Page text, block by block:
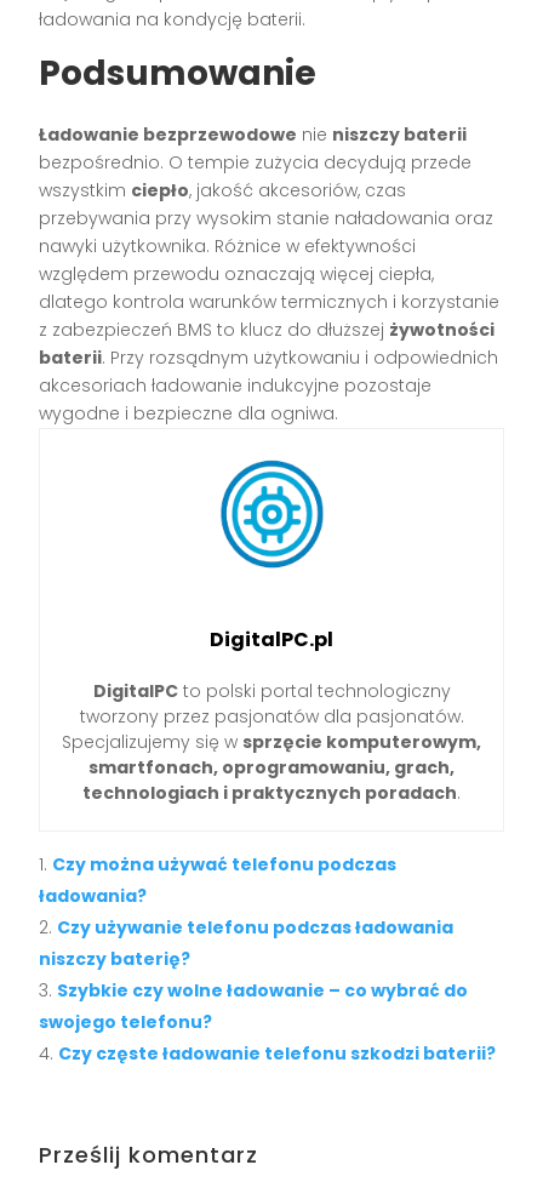
ładowania na kondycję baterii.
Podsumowanie
Ładowanie bezprzewodowe nie niszczy baterii
bezpośrednio. O tempie zużycia decydują przede
wszystkim ciepło, jakość akcesoriów, czas
przebywania przy wysokim stanie naładowania oraz
nawyki użytkownika. Różnice w efektywności
względem przewodu oznaczają więcej ciepła,
dlatego kontrola warunków termicznych i korzystanie
z zabezpieczeń BMS to klucz do dłuższej żywotności
baterii. Przy rozsądnym użytkowaniu i odpowiednich
akcesoriach ładowanie indukcyjne pozostaje
wygodne i bezpieczne dla ogniwa.
DigitalPC.pl
DigitalPCto polski portal technologiczny
tworzony przez pasjonatów dla pasjonatów.
Specjalizujemy się w sprzęcie komputerowym,
smartfonach, oprogramowaniu, grach,
technologiach i praktycznych poradach.
Czy można używać telefonu podczas
ładowania?
Czy używanie telefonu podczas ładowania
niszczy baterię?
Szybkie czy wolne ładowanie – co wybrać do
swojego telefonu?
Czy częste ładowanie telefonu szkodzi baterii?
Prześlij komentarz